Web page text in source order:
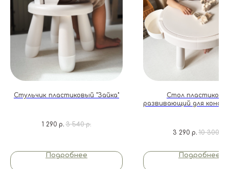
Стульчик пластиковый "Зайка"
1 290 р. 3 540 р.
Подробнее
Стол
развивающий для
3 290 р. 10 300
Подробнее